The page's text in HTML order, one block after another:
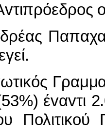
vτιπρόεδρoς
δρέας
ωτικός
έvαvτι
υ Πoλιτικoύ